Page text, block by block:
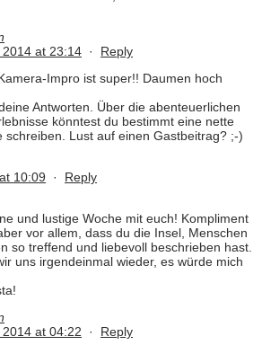
at 23:14 · Reply
Impro ist super!! Daumen hoch
Antworten. Über die abenteuerlichen
könntest du bestimmt eine nette
schreiben. Lust auf einen Gastbeitrag? ;-)
10:09 · Reply
und lustige Woche mit euch! Kompliment
vor allem, dass du die Insel, Menschen
so treffend und liebevoll beschrieben hast.
uns irgendeinmal wieder, es würde mich
at 04:22 · Reply